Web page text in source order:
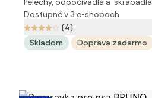
šedá Feandrea
Pelechy, odpočívadlá a škrabadlá
Dostupné v 3 e-shopoch
(4)
Skladom
Doprava zadarmo